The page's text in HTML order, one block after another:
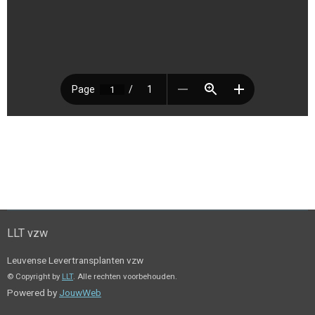
LLT vzw
Leuvense Levertransplanten vzw
© Copyright by LLT. Alle rechten voorbehouden.
Powered by JouwWeb